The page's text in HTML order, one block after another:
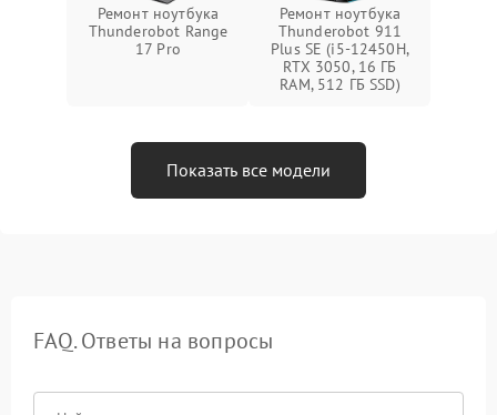
Ремонт ноутбука
Thunderobot Range
17 Pro
Ремонт ноутбука
Thunderobot 911
Plus SE (i5-12450H,
RTX 3050, 16 ГБ
RAM, 512 ГБ SSD)
Показать все модели
FAQ. Ответы на вопросы